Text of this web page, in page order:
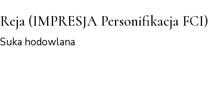
Reja (IMPRESJA Personifikacja FCI)
Suka hodowlana